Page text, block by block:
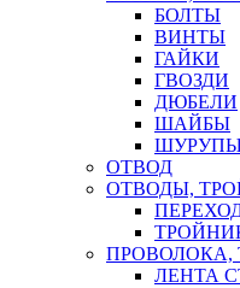
БОЛТЫ
ВИНТЫ
ГАЙКИ
ГВОЗДИ
ДЮБЕЛИ
ШАЙБЫ
ОТВОД
ОТВОДЫ,
ПРОВОЛОКА,
ЛЕНТА